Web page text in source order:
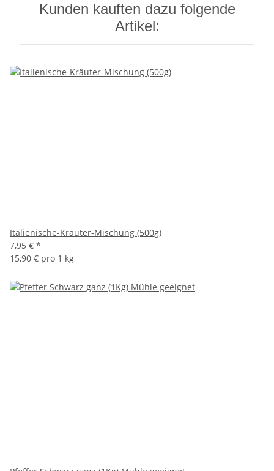
Kunden kauften dazu folgende
Artikel:
Italienische-Kräuter-Mischung (500g)
7,95 € *
15,90 € pro 1 kg